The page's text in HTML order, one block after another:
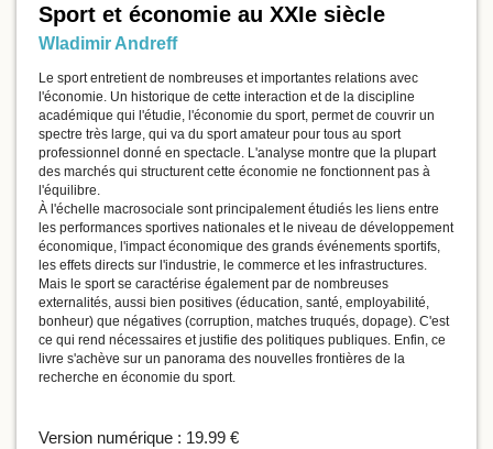
Sport et économie au XXIe siècle
Wladimir Andreff
Le sport entretient de nombreuses et importantes relations avec
l'économie. Un historique de cette interaction et de la discipline
académique qui l'étudie, l'économie du sport, permet de couvrir un
spectre très large, qui va du sport amateur pour tous au sport
professionnel donné en spectacle. L'analyse montre que la plupart
des marchés qui structurent cette économie ne fonctionnent pas à
l'équilibre.
À l'échelle macrosociale sont principalement étudiés les liens entre
les performances sportives nationales et le niveau de développement
économique, l'impact économique des grands événements sportifs,
les effets directs sur l'industrie, le commerce et les infrastructures.
Mais le sport se caractérise également par de nombreuses
externalités, aussi bien positives (éducation, santé, employabilité,
bonheur) que négatives (corruption, matches truqués, dopage). C'est
ce qui rend nécessaires et justifie des politiques publiques. Enfin, ce
livre s'achève sur un panorama des nouvelles frontières de la
recherche en économie du sport.
Version numérique : 19.99 €